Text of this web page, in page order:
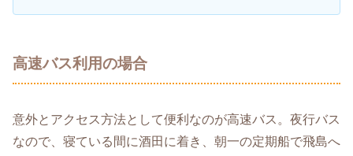
高速バス利用の場合
意外とアクセス方法として便利なのが高速バス。夜行バス
なので、寝ている間に酒田に着き、朝一の定期船で飛島へ